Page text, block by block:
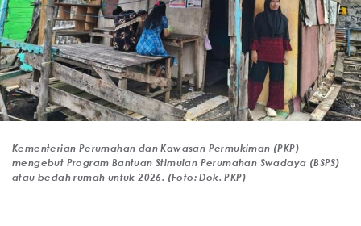
Kementerian Perumahan dan Kawasan Permukiman (PKP)
mengebut Program Bantuan Stimulan Perumahan Swadaya (BSPS)
atau bedah rumah untuk 2026. (Foto: Dok. PKP)